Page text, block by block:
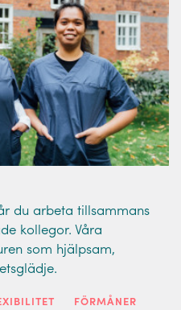
du arbeta tillsammans
kollegor. Våra
som hjälpsam,
FÖRMÅNER